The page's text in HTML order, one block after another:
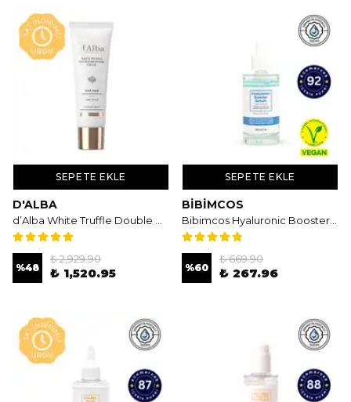
SEPETE EKLE
D'ALBA
%48
₺ 2,929.90
₺ 1,520.95
SEPETE EKLE
BIBIMCOS
%60
₺ 669.90
₺ 267.96